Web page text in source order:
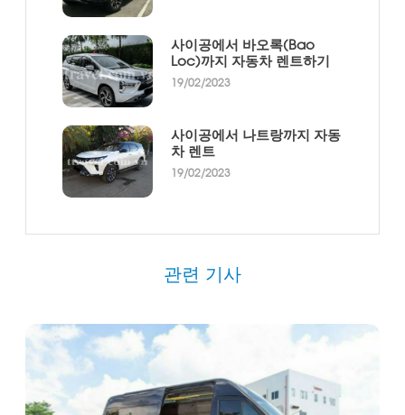
사이공에서 바오록(Bao
Loc)까지 자동차 렌트하기
19/02/2023
사이공에서 나트랑까지 자동
차 렌트
19/02/2023
관련 기사